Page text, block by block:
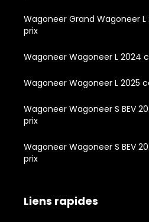
Wagoneer Grand Wagoneer
prix
Wagoneer Wagoneer L 2024
Wagoneer Wagoneer L 2025
Wagoneer Wagoneer S BEV
prix
Wagoneer Wagoneer S BEV
prix
Liens rapides